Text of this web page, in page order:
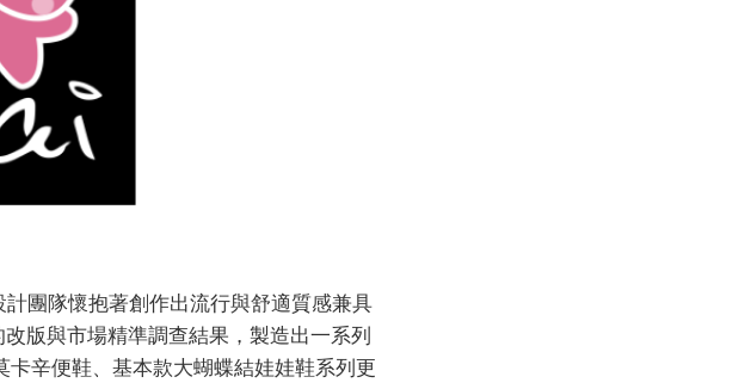
團隊懷抱著創作出流行與舒適質感兼具
版與市場精準調查結果，製造出一系列
辛便鞋、基本款大蝴蝶結娃娃鞋系列更